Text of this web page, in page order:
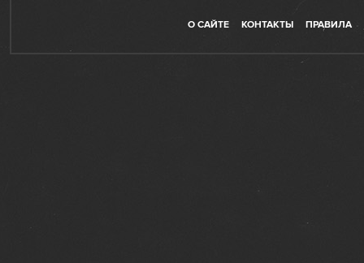
О САЙТЕ КОНТАКТЫ ПРАВИЛА